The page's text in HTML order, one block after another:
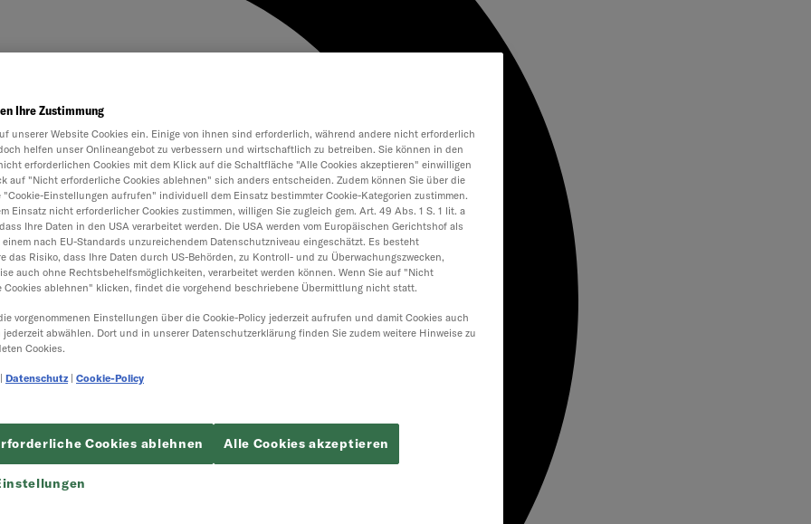
Ihre Zustimmung
unserer Website Cookies ein. Einige von ihnen sind erforderlich, während andere nicht erforderlich
helfen unser Onlineangebot zu verbessern und wirtschaftlich zu betreiben. Sie können in den
erforderlichen Cookies mit dem Klick auf die Schaltfläche "Alle Cookies akzeptieren" einwilligen
auf "Nicht erforderliche Cookies ablehnen" sich anders entscheiden. Zudem können Sie über die
Einstellungen aufrufen" individuell dem Einsatz bestimmter Cookie-Kategorien zustimmen.
Einsatz nicht erforderlicher Cookies zustimmen, willigen Sie zugleich gem. Art. 49 Abs. 1 S. 1 lit. a
Ihre Daten in den USA verarbeitet werden. Die USA werden vom Europäischen Gerichtshof als
nach EU-Standards unzureichendem Datenschutzniveau eingeschätzt. Es besteht
das Risiko, dass Ihre Daten durch US-Behörden, zu Kontroll- und zu Überwachungszwecken,
auch ohne Rechtsbehelfsmöglichkeiten, verarbeitet werden können. Wenn Sie auf "Nicht
Cookies ablehnen" klicken, findet die vorgehend beschriebene Übermittlung nicht statt.
vorgenommenen Einstellungen über die Cookie-Policy jederzeit aufrufen und damit Cookies auch
abwählen. Dort und in unserer Datenschutzerklärung finden Sie zudem weitere Hinweise zu
Cookies.
Datenschutz| Cookie-Policy
Cookies ablehnen Alle Cookies akzeptieren